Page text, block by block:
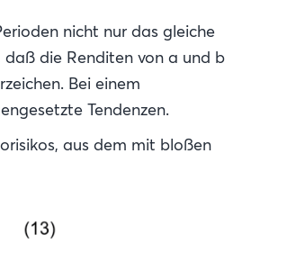
nicht nur das gleiche
daß die Renditen von a und b
Bei einem
Tendenzen.
aus dem mit bloßen